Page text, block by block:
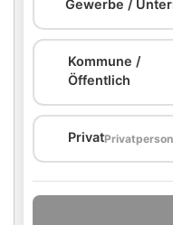
Gewerbe /
Kommune /
Öffentlich
Privat